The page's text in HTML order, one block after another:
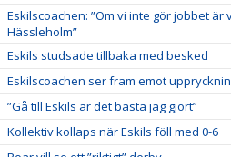
Eskilscoachen: ”Om vi inte gör jobbet är
Hässleholm”
Eskils studsade tillbaka med besked
Eskilscoachen ser fram emot
”Gå till Eskils är det bästa jag gjort”
Kollektiv kollaps när Eskils föll med 0-6